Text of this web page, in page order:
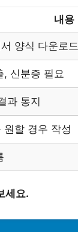
내용
양식 다운로드
, 신분증 필요
과 통지
원할 경우 작성
세요.